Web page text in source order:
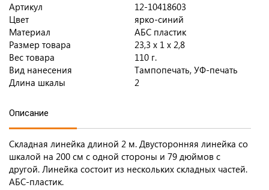
Артикул
12-10418603
Цвет
ярко-синий
Материал
АБС пластик
Размер товара
23,3 х 1 х 2,8
Вес товара
110 г.
Вид нанесения
Тампопечать, УФ-печать
Длина шкалы
2
Описание
Складная линейка длиной 2 м. Двусторонняя линейка со
шкалой на 200 см с одной стороны и 79 дюймов с
другой. Линейка состоит из нескольких складных частей.
АБС-пластик.